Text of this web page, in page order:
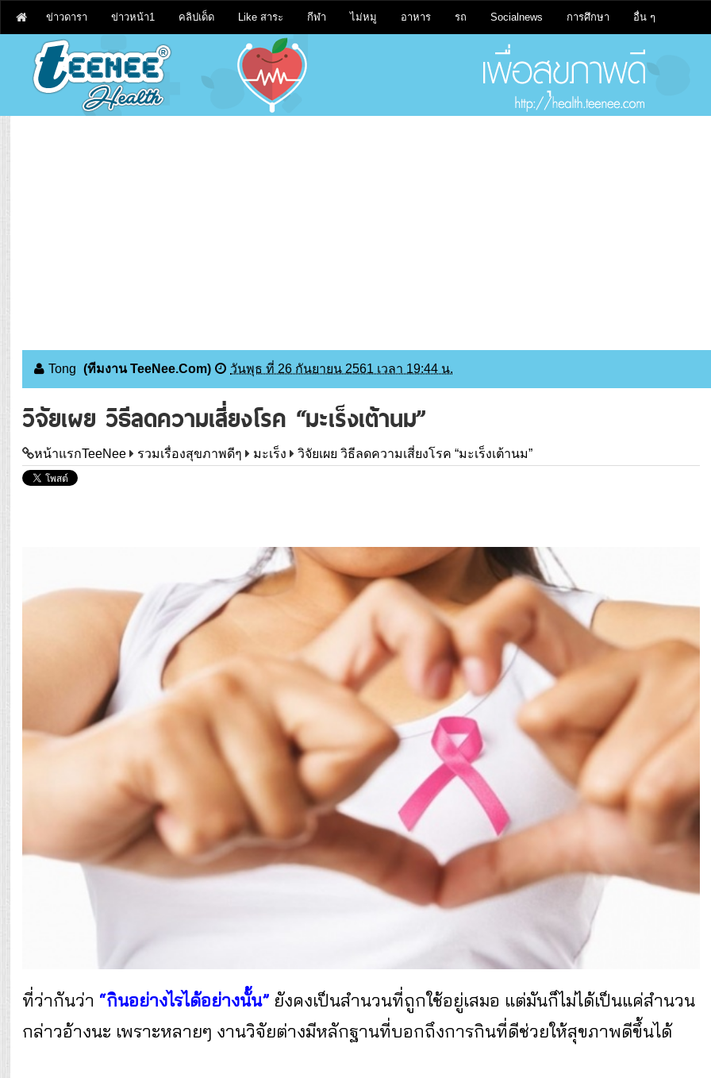
ข่าวดารา ข่าวหน้า1 คลิปเด็ด Like สาระ กีฬา ไม่หมู อาหาร รถ Socialnews การศึกษา อื่น ๆ
Tong (ทีมงาน TeeNee.Com) วันพุธ ที่ 26 กันยายน 2561 เวลา 19:44 น.
วิจัยเผย วิธีลดความเสี่ยงโรค “มะเร็งเต้านม”
หน้าแรกTeeNee รวมเรื่องสุขภาพดีๆ มะเร็ง วิจัยเผย วิธีลดความเสี่ยงโรค “มะเร็งเต้านม”
ที่ว่ากันว่า “กินอย่างไรได้อย่างนั้น” ยังคงเป็นสำนวนที่ถูกใช้อยู่เสมอ แต่มันก็ไม่ได้เป็นแค่สำนวน
กล่าวอ้างนะ เพราะหลายๆ งานวิจัยต่างมีหลักฐานที่บอกถึงการกินที่ดีช่วยให้สุขภาพดีขึ้นได้